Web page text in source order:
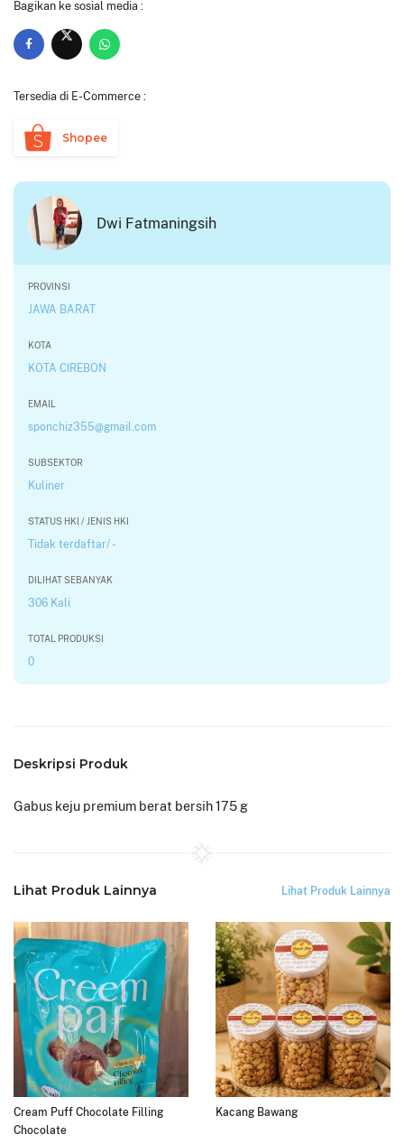
Bagikan ke sosial media :
Tersedia di E-Commerce :
Shopee
Dwi Fatmaningsih
PROVINSI
JAWA BARAT
KOTA
KOTA CIREBON
EMAIL
sponchiz355@gmail.com
SUBSEKTOR
Kuliner
STATUS HKI / JENIS HKI
Tidak terdaftar/ -
DILIHAT SEBANYAK
306 Kali
TOTAL PRODUKSI
0
Deskripsi Produk
Gabus keju premium berat bersih 175 g
Lihat Produk Lainnya Lihat Produk Lainnya
Cream Puff Chocolate Filling
Chocolate
Kacang Bawang